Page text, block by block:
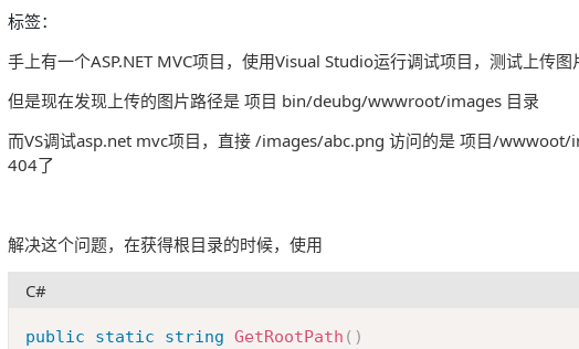
标签：
手上有一个ASP.NET MVC项目，使用Visual Studio运行调试项目，测试上传
但是现在发现上传的图片路径是 项目 bin/deubg/wwwroot/images 目录
而VS调试asp.net mvc项目，直接 /images/abc.png 访问的是 项目/
404了
解决这个问题，在获得根目录的时候，使用
C#
public static string GetRootPath ( )